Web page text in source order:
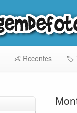
👶 Recentes 🏷️